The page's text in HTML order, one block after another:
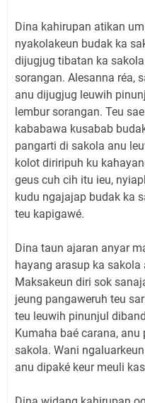
Dina kahirupan atikan
nyakolakeun budak ka
dijugjug tibatan ka
sorangan. Alesanna réa,
anu dijugjug leuwih
lembur sorangan. Teu
kababawa kusabab
pangarti di sakola anu
kolot diriripuh ku
geus cuh cih itu ieu,
kudu ngajajap budak ka
teu kapigawé.
Dina taun ajaran anyar
hayang arasup ka
Maksakeun diri sok
jeung pangaweruh teu
teu leuwih pinunjul
Kumaha baé carana,
sakola. Wani
anu dipaké keur meuli